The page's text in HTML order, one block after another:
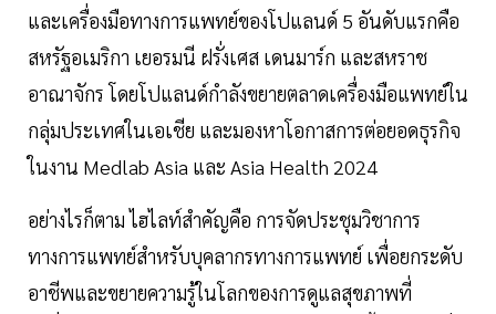
และเครื่องมือทางการแพทย์ของโปแลนด์ 5 อันดับแรกคือ
สหรัฐอเมริกา เยอรมนี ฝรั่งเศส เดนมาร์ก และสหราช
อาณาจักร โดยโปแลนด์กำลังขยายตลาดเครื่องมือแพทย์ใน
กลุ่มประเทศในเอเชีย และมองหาโอกาสการต่อยอดธุรกิจ
ในงาน Medlab Asia และ Asia Health 2024
อย่างไรก็ตาม ไฮไลท์สำคัญคือ การจัดประชุมวิชาการ
ทางการแพทย์สำหรับบุคลากรทางการแพทย์ เพื่อยกระดับ
อาชีพและขยายความรู้ในโลกของการดูแลสุขภาพที่